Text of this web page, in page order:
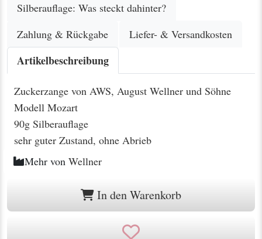
Silberauflage: Was steckt dahinter?
Zahlung & Rückgabe
Liefer- & Versandkosten
Artikelbeschreibung
Zuckerzange von AWS, August Wellner und Söhne
Modell Mozart
90g Silberauflage
sehr guter Zustand, ohne Abrieb
Mehr von Wellner
In den Warenkorb